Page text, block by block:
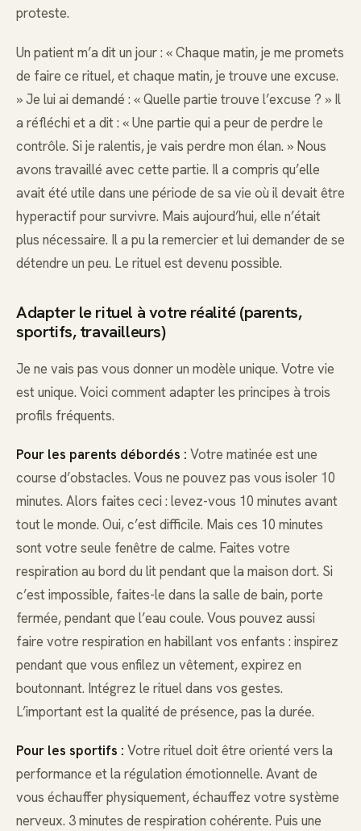
proteste.
Un patient m’a dit un jour : « Chaque matin, je me promets
de faire ce rituel, et chaque matin, je trouve une excuse.
» Je lui ai demandé : « Quelle partie trouve l’excuse ? » Il
a réfléchi et a dit : « Une partie qui a peur de perdre le
contrôle. Si je ralentis, je vais perdre mon élan. » Nous
avons travaillé avec cette partie. Il a compris qu’elle
avait été utile dans une période de sa vie où il devait être
hyperactif pour survivre. Mais aujourd’hui, elle n’était
plus nécessaire. Il a pu la remercier et lui demander de se
détendre un peu. Le rituel est devenu possible.
Adapter le rituel à votre réalité (parents,
sportifs, travailleurs)
Je ne vais pas vous donner un modèle unique. Votre vie
est unique. Voici comment adapter les principes à trois
profils fréquents.
Pour les parents débordés : Votre matinée est une
course d’obstacles. Vous ne pouvez pas vous isoler 10
minutes. Alors faites ceci : levez-vous 10 minutes avant
tout le monde. Oui, c’est difficile. Mais ces 10 minutes
sont votre seule fenêtre de calme. Faites votre
respiration au bord du lit pendant que la maison dort. Si
c’est impossible, faites-le dans la salle de bain, porte
fermée, pendant que l’eau coule. Vous pouvez aussi
faire votre respiration en habillant vos enfants : inspirez
pendant que vous enfilez un vêtement, expirez en
boutonnant. Intégrez le rituel dans vos gestes.
L’important est la qualité de présence, pas la durée.
Pour les sportifs : Votre rituel doit être orienté vers la
performance et la régulation émotionnelle. Avant de
vous échauffer physiquement, échauffez votre système
nerveux. 3 minutes de respiration cohérente. Puis une